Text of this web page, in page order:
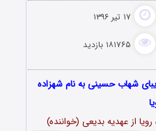
۱۷ تیر ۱۳۹۶
۱۸۱۷۶۵ بازدید
شهاب حسینی به نام شهزاده
از عهدیه بدیعی (خواننده)